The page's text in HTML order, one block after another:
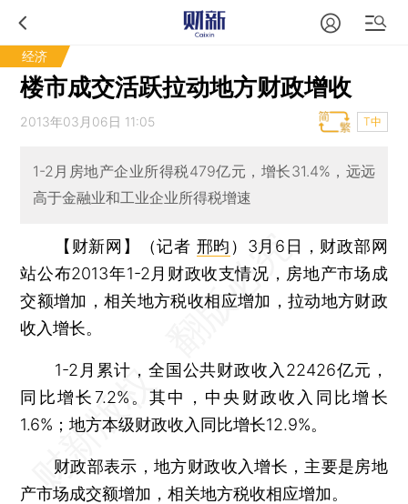
经济
楼市成交活跃拉动地方财政增收
2013年03月06日 11:05 T中
1-2月房地产企业所得税479亿元，增长31.4%，远远
高于金融业和工业企业所得税增速
【财新网】（记者 邢昀 ） 3月6日，财政部网
站公布2013年1-2月财政收支情况，房地产市场成
交额增加，相关地方税收相应增加，拉动地方财政
收入增长。
1-2月累计，全国公共财政收入22426亿元，
同比增长7.2%。其中，中央财政收入同比增长
1.6%；地方本级财政收入同比增长12.9%。
财政部表示，地方财政收入增长，主要是房地
产市场成交额增加，相关地方税收相应增加。